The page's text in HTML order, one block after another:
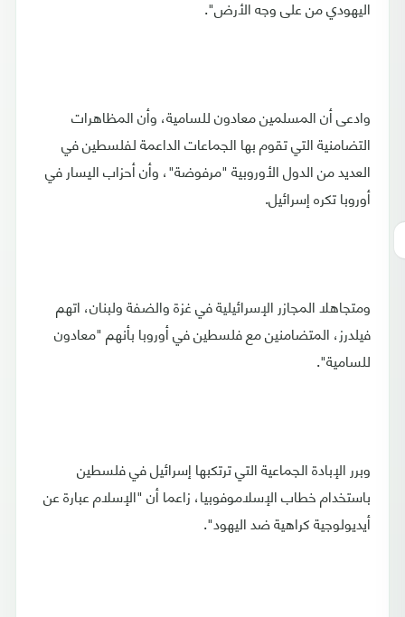
اليهودي من على وجه الأرض".
وادعى أن المسلمين معادون للسامية، وأن المظاهرات
التضامنية التي تقوم بها الجماعات الداعمة لفلسطين في
العديد من الدول الأوروبية "مرفوضة"، وأن أحزاب اليسار في
أوروبا تكره إسرائيل.
ومتجاهلا المجازر الإسرائيلية في غزة والضفة ولبنان، اتهم
فيلدرز، المتضامنين مع فلسطين في أوروبا بأنهم "معادون
للسامية".
وبرر الإبادة الجماعية التي ترتكبها إسرائيل في فلسطين
باستخدام خطاب الإسلاموفوبيا، زاعما أن "الإسلام عبارة عن
أيديولوجية كراهية ضد اليهود".